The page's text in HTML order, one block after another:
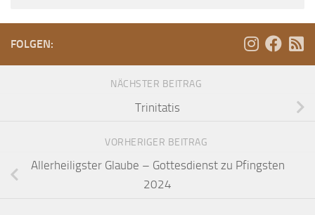
FOLGEN:
NÄCHSTER BEITRAG
Trinitatis
VORHERIGER BEITRAG
Allerheiligster Glaube – Gottesdienst zu Pfingsten
2024